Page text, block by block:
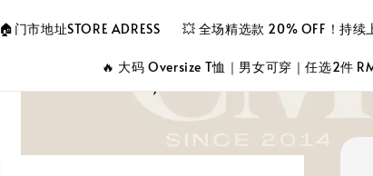
🏠门市地址STORE ADRESS 💥 全场精选款 20% OFF！持续
🔥 大码 Oversize T恤｜男女可穿｜任选2件